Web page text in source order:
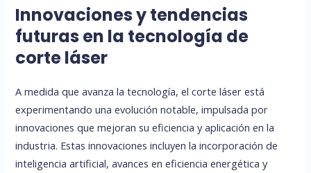
Innovaciones y tendencias
futuras en la tecnología de
corte láser
A medida que avanza la tecnología, el corte láser está
experimentando una evolución notable, impulsada por
innovaciones que mejoran su eficiencia y aplicación en la
industria. Estas innovaciones incluyen la incorporación de
inteligencia artificial, avances en eficiencia energética y